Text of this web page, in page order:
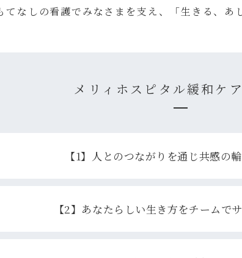
てなしの看護でみなさまを支え、「生きる、あ
メリィホスピタル緩和ケ
【1】人とのつながりを通じ共感の
【2】あなたらしい生き方をチームで